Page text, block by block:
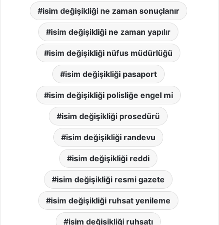
isim değişikliği ne zaman sonuçlanır
isim değişikliği ne zaman yapılır
isim değişikliği nüfus müdürlüğü
isim değişikliği pasaport
isim değişikliği polisliğe engel mi
isim değişikliği prosedürü
isim değişikliği randevu
isim değişikliği reddi
isim değişikliği resmi gazete
isim değişikliği ruhsat yenileme
isim değişikliği ruhsatı